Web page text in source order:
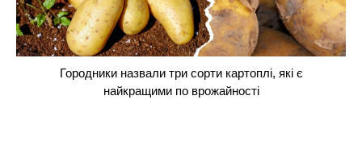
Городники назвали три сорти картоплі, які є
найкращими по врожайності